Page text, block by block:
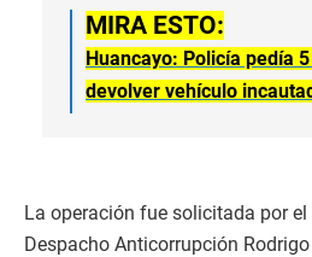
MIRA ESTO:
Huancayo: Policía pedía
devolver vehículo
La operación fue solicitada por
Despacho Anticorrupción